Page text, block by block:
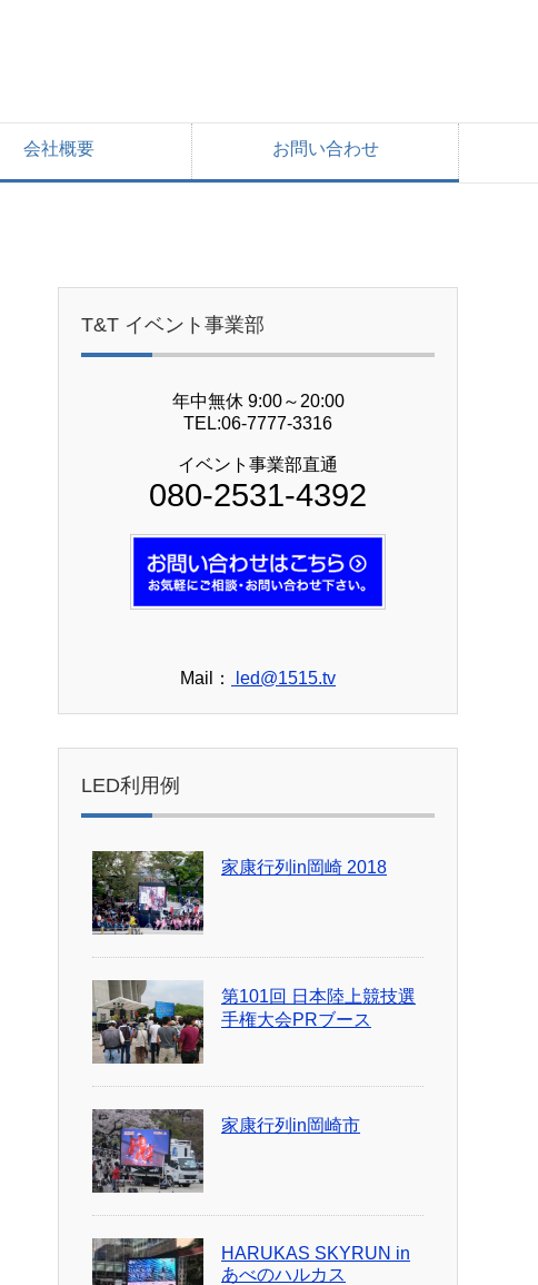
会社概要 お問い合わせ
T&T イベント事業部
年中無休 9:00～20:00
TEL:06-7777-3316
イベント事業部直通
080-2531-4392
Mail： led@1515.tv
LED利用例
家康行列in岡崎 2018
第101回 日本陸上競技選
手権大会PRブース
家康行列in岡崎市
HARUKAS SKYRUN in
あべのハルカス